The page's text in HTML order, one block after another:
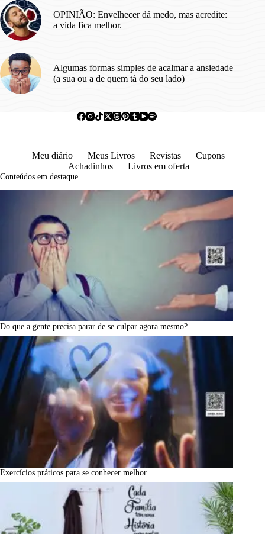
OPINIÃO: Envelhecer dá medo, mas acredite:
a vida fica melhor.
Algumas formas simples de acalmar a ansiedade
(a sua ou a de quem tá do seu lado)
Meu diário Meus Livros Revistas
Cupons
Achadinhos
Livros em oferta
Conteúdos em destaque
Do que a gente precisa parar de se culpar agora mesmo?
Exercícios práticos para se conhecer melhor.